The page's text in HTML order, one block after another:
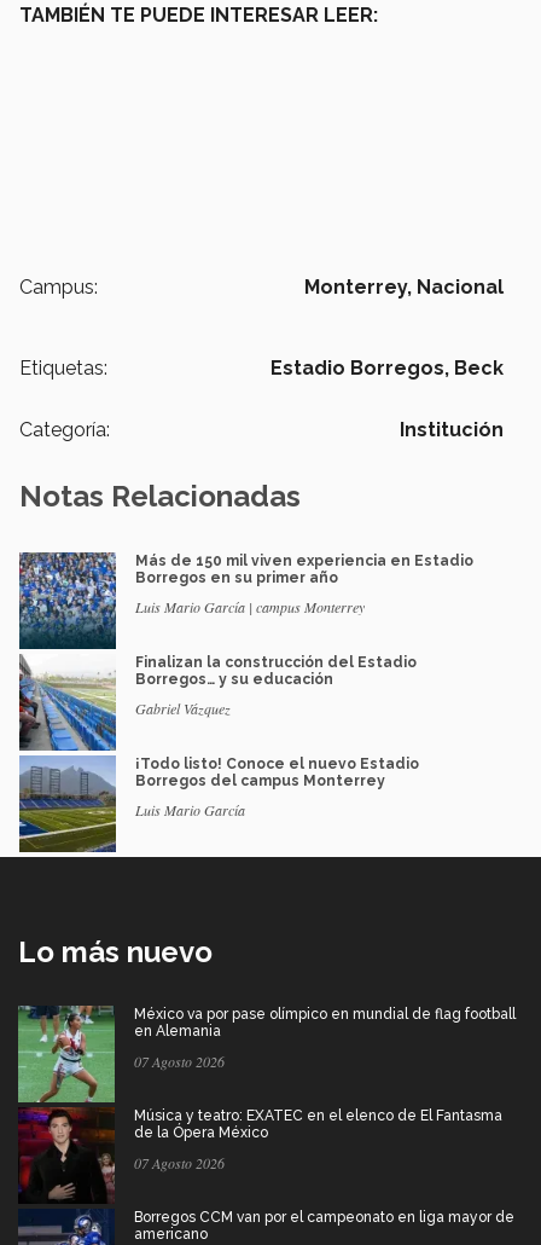
TAMBIÉN TE PUEDE INTERESAR LEER:
Campus: Monterrey, Nacional
Etiquetas: Estadio Borregos, Beck
Categoría: Institución
Notas Relacionadas
Más de 150 mil viven experiencia en Estadio
Borregos en su primer año
Luis Mario García | campus Monterrey
Finalizan la construcción del Estadio
Borregos… y su educación
Gabriel Vázquez
¡Todo listo! Conoce el nuevo Estadio
Borregos del campus Monterrey
Luis Mario García
Lo más nuevo
México va por pase olímpico en mundial de flag football
en Alemania
07 Agosto 2026
Música y teatro: EXATEC en el elenco de El Fantasma
de la Ópera México
07 Agosto 2026
Borregos CCM van por el campeonato en liga mayor de
americano